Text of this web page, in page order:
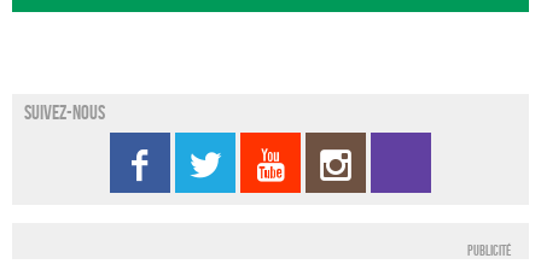
Suivez-nous
Publicité